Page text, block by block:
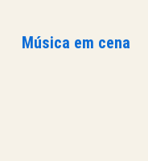
Música em cena